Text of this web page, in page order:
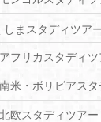
しまスタディツア
フリカスタディ
米・ボリビアス
欧スタディツアー